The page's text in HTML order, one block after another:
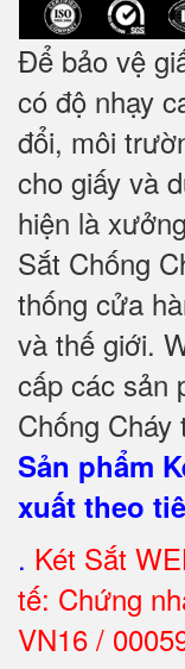
Để bảo vệ
có độ nhạy
đổi, môi
cho giấy và
hiện là
Sắt Chống
thống cửa
và thế giới.
cấp các sản
Chống Cháy
Sản phẩm
xuất theo
. Két Sắt
tế: Chứng
VN16 /